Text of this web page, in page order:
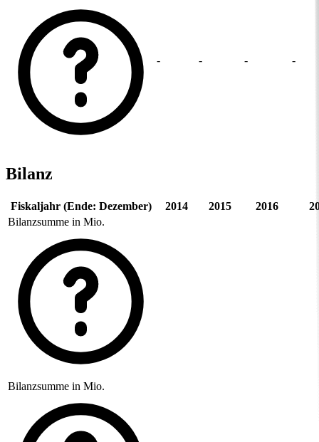
- - - -
Bilanz
Fiskaljahr (Ende: Dezember) 2014 2015 2016
Bilanzsumme in Mio.
Bilanzsumme in Mio.